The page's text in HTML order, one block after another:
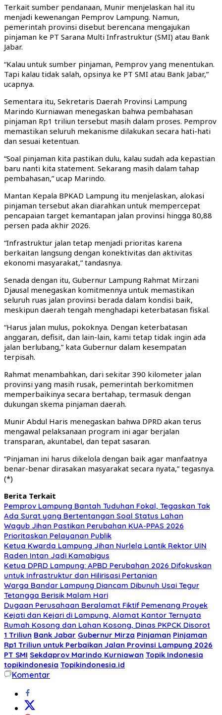
Terkait sumber pendanaan, Munir menjelaskan hal itu
menjadi kewenangan Pemprov Lampung. Namun,
pemerintah provinsi disebut berencana mengajukan
pinjaman ke PT Sarana Multi Infrastruktur (SMI) atau Bank
Jabar.
“Kalau untuk sumber pinjaman, Pemprov yang menentukan.
Tapi kalau tidak salah, opsinya ke PT SMI atau Bank Jabar,”
ucapnya.
Sementara itu, Sekretaris Daerah Provinsi Lampung
Marindo Kurniawan menegaskan bahwa pembahasan
pinjaman Rp1 triliun tersebut masih dalam proses. Pemprov
memastikan seluruh mekanisme dilakukan secara hati-hati
dan sesuai ketentuan.
“Soal pinjaman kita pastikan dulu, kalau sudah ada kepastian
baru nanti kita statement. Sekarang masih dalam tahap
pembahasan,” ucap Marindo.
Mantan Kepala BPKAD Lampung itu menjelaskan, alokasi
pinjaman tersebut akan diarahkan untuk mempercepat
pencapaian target kemantapan jalan provinsi hingga 80,88
persen pada akhir 2026.
“Infrastruktur jalan tetap menjadi prioritas karena
berkaitan langsung dengan konektivitas dan aktivitas
ekonomi masyarakat,” tandasnya.
Senada dengan itu, Gubernur Lampung Rahmat Mirzani
Djausal menegaskan komitmennya untuk memastikan
seluruh ruas jalan provinsi berada dalam kondisi baik,
meskipun daerah tengah menghadapi keterbatasan fiskal.
“Harus jalan mulus, pokoknya. Dengan keterbatasan
anggaran, defisit, dan lain-lain, kami tetap tidak ingin ada
jalan berlubang,” kata Gubernur dalam kesempatan
terpisah.
Rahmat menambahkan, dari sekitar 390 kilometer jalan
provinsi yang masih rusak, pemerintah berkomitmen
memperbaikinya secara bertahap, termasuk dengan
dukungan skema pinjaman daerah.
Munir Abdul Haris menegaskan bahwa DPRD akan terus
mengawal pelaksanaan program ini agar berjalan
transparan, akuntabel, dan tepat sasaran.
“Pinjaman ini harus dikelola dengan baik agar manfaatnya
benar-benar dirasakan masyarakat secara nyata,” tegasnya.
(*)
Berita Terkait
Pemprov Lampung Bantah Tuduhan Fokal, Tegaskan Tak
Ada Surat yang Bertentangan Soal Status Lahan
Wagub Jihan Pastikan Perubahan KUA-PPAS 2026
Prioritaskan Pelayanan Publik
Ketua Kwarda Lampung Jihan Nurlela Lantik Rektor UIN
Raden Intan Jadi Kamabigus
Ketua DPRD Lampung: APBD Perubahan 2026 Difokuskan
untuk Infrastruktur dan Hilirisasi Pertanian
Warga Bandar Lampung Diancam Dibunuh Usai Tegur
Tetangga Berisik Malam Hari
Dugaan Perusahaan Beralamat Fiktif Pemenang Proyek
Kejati dan Kejari di Lampung, Alamat Kantor Ternyata
Rumah Kosong dan Lahan Kosong, Dinas PKPCK Disorot
1 Triliun Bank Jabar Gubernur Mirza Pinjaman Pinjaman
Rp1 Triliun untuk Perbaikan Jalan Provinsi Lampung 2026
PT SMI Sekdaprov Marindo Kurniawan Topik Indonesia
topikindonesia Topikindonesia.id
Komentar